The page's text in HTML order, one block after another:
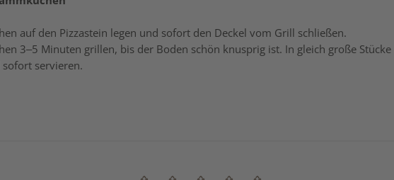
auf den Pizzastein legen und sofort den Deckel vom Grill schließen.
3–5 Minuten grillen, bis der Boden schön knusprig ist. In gleich große Stücke
servieren.